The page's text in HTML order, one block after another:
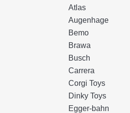
Atlas
Augenhage
Bemo
Brawa
Busch
Carrera
Corgi Toys
Dinky Toys
Egger-bahn